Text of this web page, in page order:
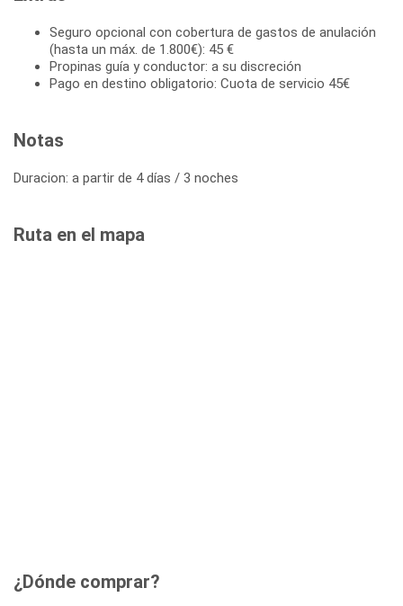
Seguro opcional con cobertura de gastos de anulación
(hasta un máx. de 1.800€): 45 €
Propinas guía y conductor: a su discreción
Pago en destino obligatorio: Cuota de servicio 45€
Notas
Duracion: a partir de 4 días / 3 noches
Ruta en el mapa
¿Dónde comprar?